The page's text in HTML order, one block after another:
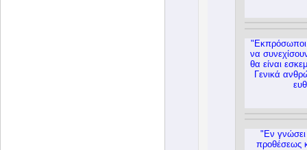
"Εκπρόσωποι
να
θα είναι
Γενικά
"Εν γνώσει
προθέσεως